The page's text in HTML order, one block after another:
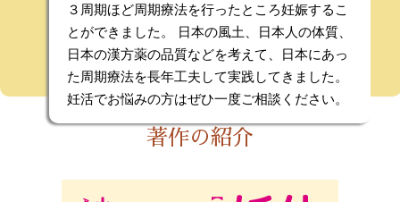
３周期ほど周期療法を行ったところ妊娠するこ
とができました。 日本の風土、日本人の体質、
日本の漢方薬の品質などを考えて、日本にあっ
た周期療法を長年工夫して実践してきました。
妊活でお悩みの方はぜひ一度ご相談ください。
著作の紹介